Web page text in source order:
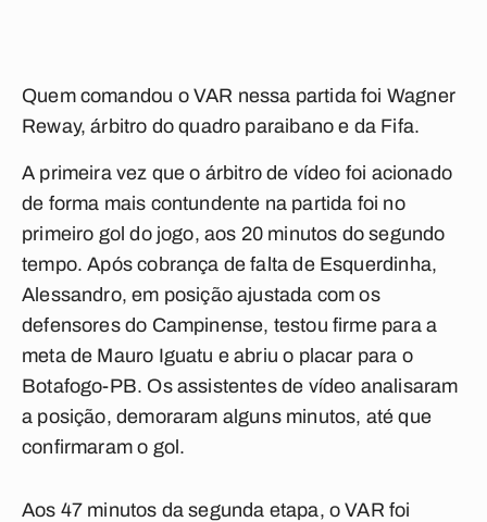
Quem comandou o VAR nessa partida foi Wagner
Reway, árbitro do quadro paraibano e da Fifa.
A primeira vez que o árbitro de vídeo foi acionado
de forma mais contundente na partida foi no
primeiro gol do jogo, aos 20 minutos do segundo
tempo. Após cobrança de falta de Esquerdinha,
Alessandro, em posição ajustada com os
defensores do Campinense, testou firme para a
meta de Mauro Iguatu e abriu o placar para o
Botafogo-PB. Os assistentes de vídeo analisaram
a posição, demoraram alguns minutos, até que
confirmaram o gol.
Aos 47 minutos da segunda etapa, o VAR foi